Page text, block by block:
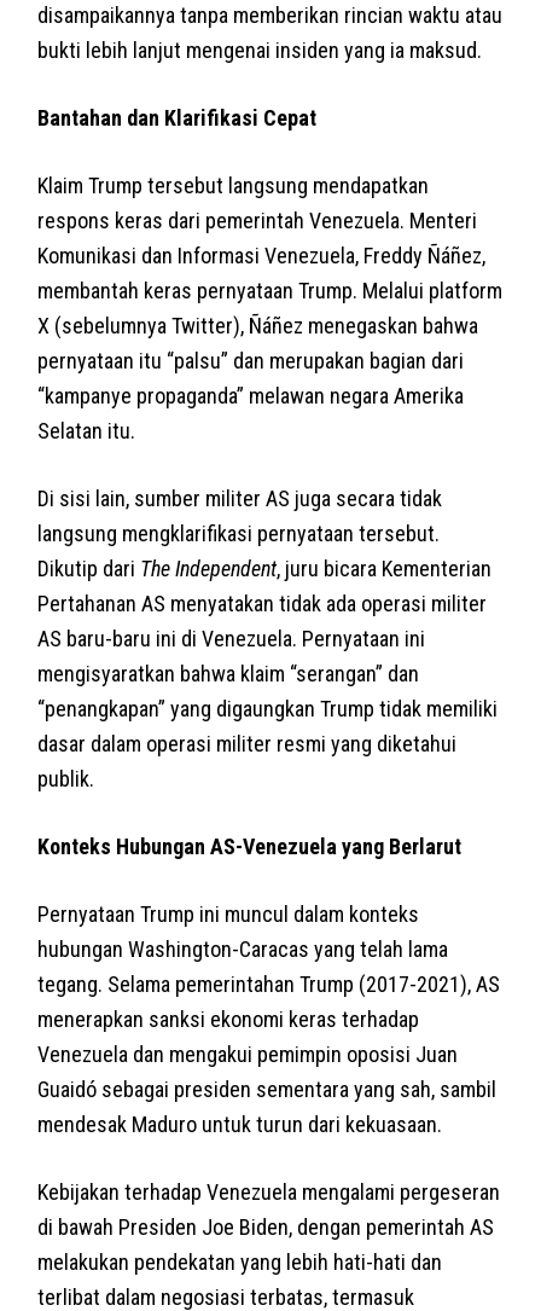
disampaikannya tanpa memberikan rincian waktu atau
bukti lebih lanjut mengenai insiden yang ia maksud.
Bantahan dan Klarifikasi Cepat
Klaim Trump tersebut langsung mendapatkan
respons keras dari pemerintah Venezuela. Menteri
Komunikasi dan Informasi Venezuela, Freddy Ñáñez,
membantah keras pernyataan Trump. Melalui platform
X (sebelumnya Twitter), Ñáñez menegaskan bahwa
pernyataan itu “palsu” dan merupakan bagian dari
“kampanye propaganda” melawan negara Amerika
Selatan itu.
Di sisi lain, sumber militer AS juga secara tidak
langsung mengklarifikasi pernyataan tersebut.
Dikutip dari The Independent, juru bicara Kementerian
Pertahanan AS menyatakan tidak ada operasi militer
AS baru-baru ini di Venezuela. Pernyataan ini
mengisyaratkan bahwa klaim “serangan” dan
“penangkapan” yang digaungkan Trump tidak memiliki
dasar dalam operasi militer resmi yang diketahui
publik.
Konteks Hubungan AS-Venezuela yang Berlarut
Pernyataan Trump ini muncul dalam konteks
hubungan Washington-Caracas yang telah lama
tegang. Selama pemerintahan Trump (2017-2021), AS
menerapkan sanksi ekonomi keras terhadap
Venezuela dan mengakui pemimpin oposisi Juan
Guaidó sebagai presiden sementara yang sah, sambil
mendesak Maduro untuk turun dari kekuasaan.
Kebijakan terhadap Venezuela mengalami pergeseran
di bawah Presiden Joe Biden, dengan pemerintah AS
melakukan pendekatan yang lebih hati-hati dan
terlibat dalam negosiasi terbatas, termasuk